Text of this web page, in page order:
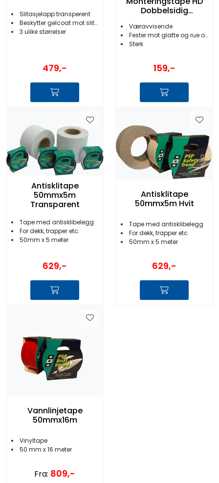
Slitasjelapp transperent
Beskytter gelcoat mot slitasje fra tau etc.
3 ulike størrelser
479,-
Dobbelsidig
Væravvisende
Fester mot glatte og rue overflater
Sterk
159,-
Antisklitape
50mmx5m
Transparent
Tape med antisklibelegg
For dekk, trapper etc.
50mm x 5 meter
629,-
Antisklitape
50mmx5m Hvit
Tape med antisklibelegg
For dekk, trapper etc.
50mm x 5 meter
629,-
Vannlinjetape
50mmx16m
Vinyltape
50 mm x 16 meter
Fra: 809,-